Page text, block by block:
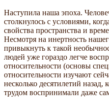
Наступила наша эпоха.
столкнулось с условиями,
свойства пространства и
Несмотря на инертность
привыкнуть к такой
людей уже гораздо легче
относительности (основы
относительности изучают
несколько десятилетий
трудом воспринимали даже